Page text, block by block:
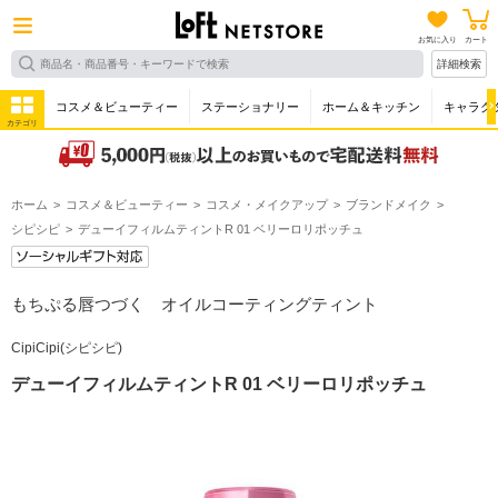
お気に入り カート
詳細検索
カテゴリ
コスメ＆ビューティー ステーショナリー ホーム＆キッチン キャラク
ホーム コスメ＆ビューティー コスメ・メイクアップ
ブランドメイク
シピシピ
デューイフィルムティントR 01 ベリーロリポッチュ
もちぷる唇つづく オイルコーティングティント
CipiCipi(シピシピ)
デューイフィルムティントR 01 ベリーロリポッチュ